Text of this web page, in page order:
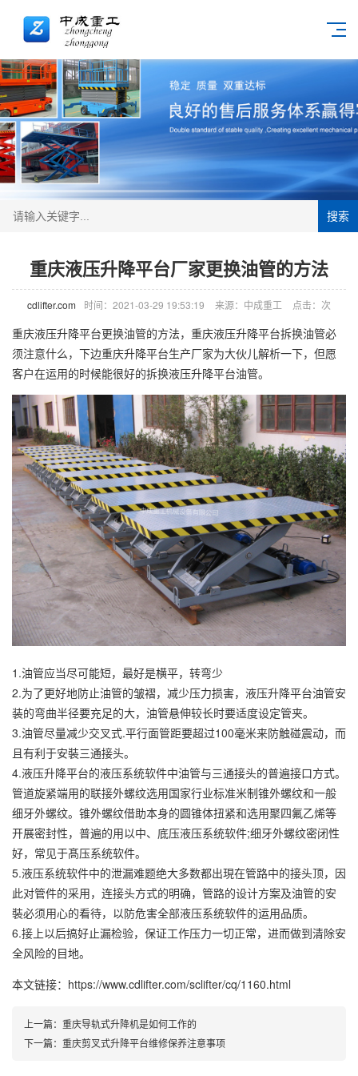
搜索
重庆液压升降平台厂家更换油管的方法
cdlifter.com 时间：2021-03-29 19:53:19 来源：中成重工 点击： 次
重庆液压升降平台更换油管的方法，重庆液压升降平台拆换油管必
须注意什么，下边重庆升降平台生产厂家为大伙儿解析一下，但愿
客户在运用的时候能很好的拆换液压升降平台油管。
1.油管应当尽可能短，最好是横平，转弯少
2.为了更好地防止油管的皱褶，减少压力损害，液压升降平台油管安
装的弯曲半径要充足的大，油管悬伸较长时要适度设定管夹。
3.油管尽量减少交叉式.平行面管距要超过100毫米来防触碰震动，而
且有利于安裝三通接头。
4.液压升降平台的液压系统软件中油管与三通接头的普遍接口方式。
管道旋紧端用的联接外螺纹选用国家行业标准米制锥外螺纹和一般
细牙外螺纹。锥外螺纹借助本身的圆锥体扭紧和选用聚四氟乙烯等
开展密封性，普遍的用以中、底压液压系统软件;细牙外螺纹密闭性
好，常见于髙压系统软件。
5.液压系统软件中的泄漏难题绝大多数都出現在管路中的接头顶，因
此对管件的采用，连接头方式的明确，管路的设计方案及油管的安
裝必须用心的看待，以防危害全部液压系统软件的运用品质。
6.接上以后搞好止漏检验，保证工作压力一切正常，进而做到清除安
全风险的目地。
本文链接：https://www.cdlifter.com/sclifter/cq/1160.html
上一篇： 重庆导轨式升降机是如何工作的
下一篇： 重庆剪叉式升降平台维修保养注意事项